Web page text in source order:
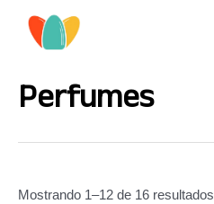
Perfumes
Mostrando 1–12 de 16 resultados